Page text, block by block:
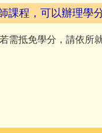
課程，可以辦理學
需抵免學分，請依所